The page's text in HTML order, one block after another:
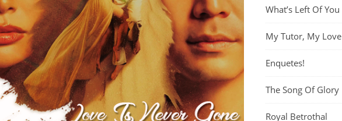
What’s Left Of You
My Tutor, My Love
Enquetes!
The Song Of Glory
Royal Betrothal